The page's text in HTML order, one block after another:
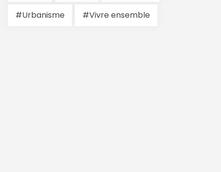
#Urbanisme #Vivre ensemble